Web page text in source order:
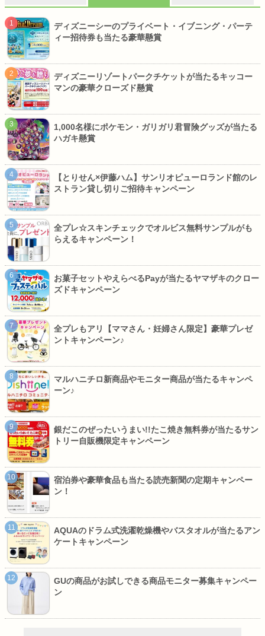
ディズニーシーのプライベート・イブニング・パーテ
ィー招待券も当たる豪華懸賞
ディズニーリゾートパークチケットが当たるキッコー
マンの豪華クローズド懸賞
1,000名様にポケモン・ガリガリ君冒険グッズが当たる
ハガキ懸賞
【とりせん×伊藤ハム】サンリオピューロランド館のレ
ストラン貸し切りご招待キャンペーン
全プレ☆スキンチェックでオルビス無料サンプルがも
らえるキャンペーン！
お菓子セットやえらべるPayが当たるヤマザキのクロー
ズドキャンペーン
全プレもアリ【ママさん・妊婦さん限定】豪華プレゼ
ントキャンペーン♪
マルハニチロ新商品やモニター商品が当たるキャンペ
ーン♪
銀だこのぜったいうまい!!たこ焼き無料券が当たるサン
トリー自販機限定キャンペーン
宿泊券や豪華食品も当たる読売新聞の定期キャンペー
ン！
AQUAのドラム式洗濯乾燥機やバスタオルが当たるアン
ケートキャンペーン
GUの商品がお試しできる商品モニター募集キャンペー
ン